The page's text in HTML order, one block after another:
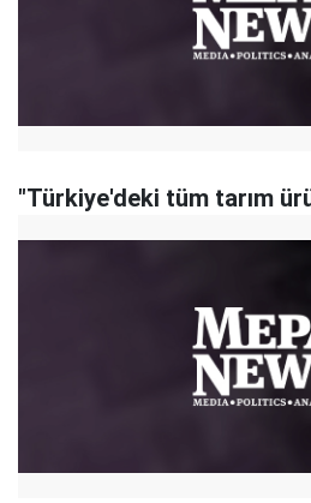
"Türkiye'deki tüm tarım